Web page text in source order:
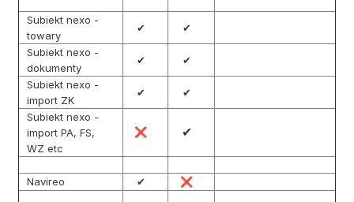
Subiekt nexo -
towary
✔
✔
Subiekt nexo -
dokumenty
✔
✔
Subiekt nexo -
import ZK
✔
✔
Subiekt nexo -
import PA, FS,
WZ etc
❌ ✔
Navireo ✔ ❌